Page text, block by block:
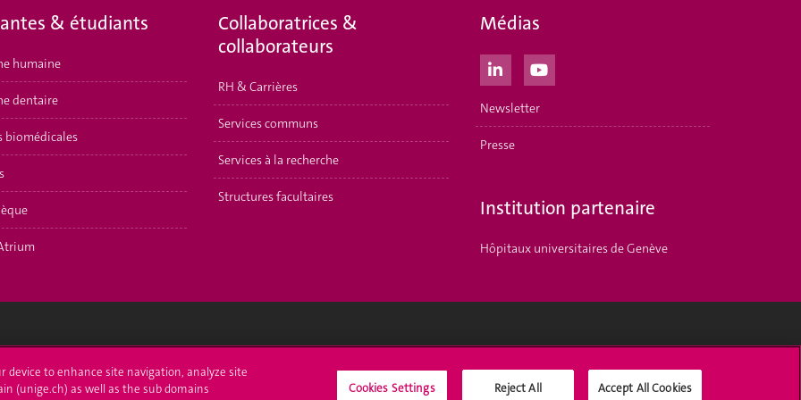
& étudiants
humaine
dentaire
biomédicales
Collaboratrices &
collaborateurs
RH & Carrières
Services communs
Services à la recherche
Structures facultaires
Médias
Newsletter
Presse
Institution partenaire
Hôpitaux universitaires de Genève
device to enhance site navigation, analyze site
(unige.ch) as well as the sub domains
Cookies Settings Reject All Accept All Cookies